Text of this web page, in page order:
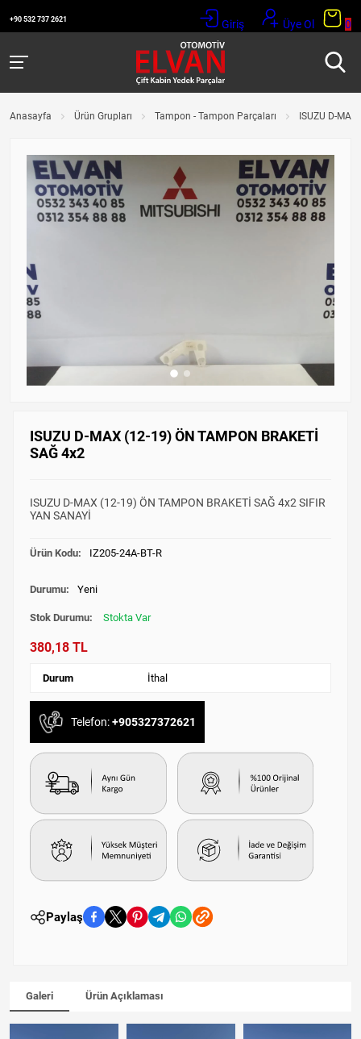
+90 532 737 2621 Giriş Üye Ol 0
Anasayfa Ürün Grupları Tampon - Tampon Parçaları ISUZU D-
ISUZU D-MAX (12-19) ÖN TAMPON BRAKETİ
SAĞ 4x2
ISUZU D-MAX (12-19) ÖN TAMPON BRAKETİ SAĞ 4x2 SIFIR
YAN SANAYİ
Ürün Kodu: IZ205-24A-BT-R
Durumu: Yeni
Stok Durumu: Stokta Var
380,18 TL
Durum İthal
Telefon:+905327372621
Paylaş
Galeri Ürün Açıklaması